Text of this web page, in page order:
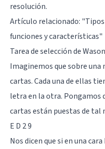
resolución.
Artículo relacionado: "
funciones y características"
Tarea de selección de
Imaginemos que sobre una
cartas. Cada una de ellas
letra en la otra. Pongamos
cartas están puestas de tal
E D 2 9
Nos dicen que si en una